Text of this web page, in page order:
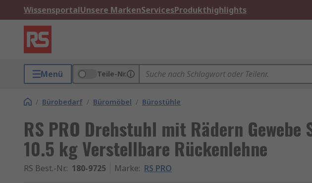
WissensportalUnsere MarkenServicesProdukthighlights
Menü Teile-Nr.
/ Bürobedarf / Büromöbel / Bürostühle
RS PRO Drehstuhl mit Rädern Gewebe
10.5 kg Verstellbare Rückenlehne
RS Best.-Nr.: 180-9725 Marke: RS PRO